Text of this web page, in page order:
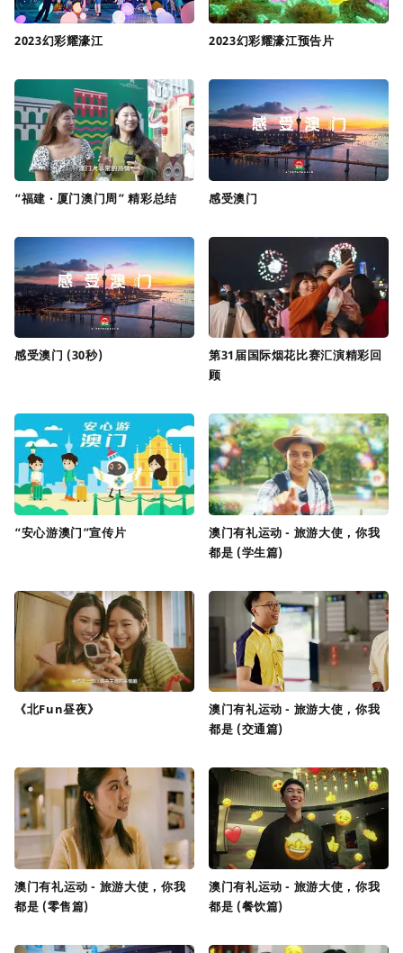
2023幻彩耀濠江 2023幻彩耀濠江预告片
“福建 ‧ 厦门澳门周” 精彩总结 感受澳门
感受澳门 (30秒)
第31届国际烟花比赛汇演精彩回
顾
“安心游澳门”宣传片
澳门有礼运动 - 旅游大使，你我
都是 (学生篇)
《北Fun昼夜》
澳门有礼运动 - 旅游大使，你我
都是 (交通篇)
澳门有礼运动 - 旅游大使，你我
都是 (零售篇)
澳门有礼运动 - 旅游大使，你我
都是 (餐饮篇)